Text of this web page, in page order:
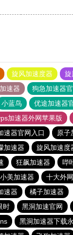
旋风加速度器
旋
速器
狗急加速器
小蓝鸟 优途加速器
加速器外网苹果版
速器官网入口
原子
加速器 旋风加速度
狂飙加速器 哔
小美加速器
十大外
速器
橘子加速器
时
黑洞加速官网
黑洞加速器下载